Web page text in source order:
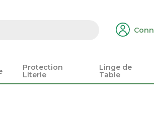
Protection
Literie
Linge de
Table